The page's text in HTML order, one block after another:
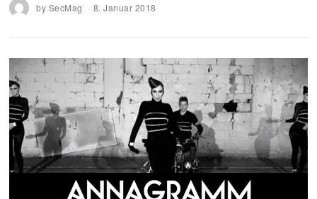
by SecMag 8. Januar 2018